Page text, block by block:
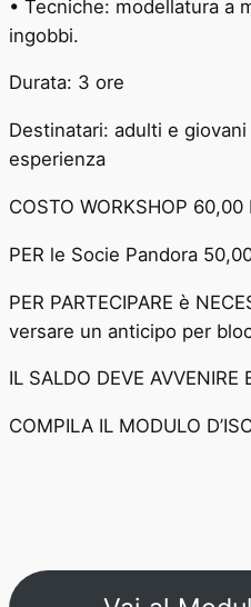
• Tecniche: modellatura a
ingobbi.
Durata: 3 ore
Destinatari: adulti e
esperienza
COSTO WORKSHOP 60,00
PER le Socie Pandora
PER PARTECIPARE è
versare un anticipo per
IL SALDO DEVE AVVENIRE
COMPILA IL MODULO